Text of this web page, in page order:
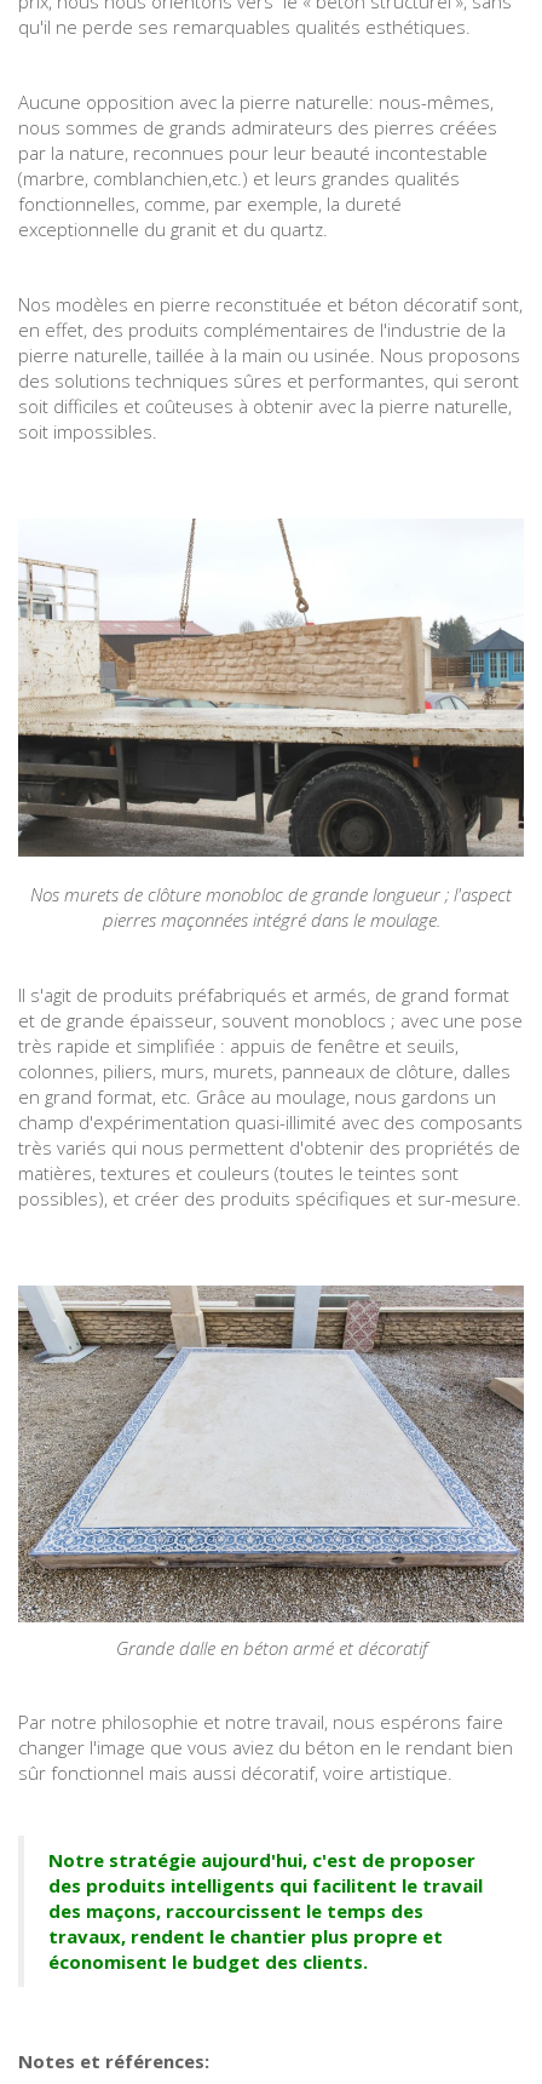
qu'il ne perde ses remarquables qualités esthétiques.
Aucune opposition avec la pierre naturelle: nous-mêmes,
nous sommes de grands admirateurs des pierres créées
par la nature, reconnues pour leur beauté incontestable
(marbre, comblanchien,etc.) et leurs grandes qualités
fonctionnelles, comme, par exemple, la dureté
exceptionnelle du granit et du quartz.
Nos modèles en pierre reconstituée et béton décoratif sont,
en effet, des produits complémentaires de l'industrie de la
pierre naturelle, taillée à la main ou usinée. Nous proposons
des solutions techniques sûres et performantes, qui seront
soit difficiles et coûteuses à obtenir avec la pierre naturelle,
soit impossibles.
Nos murets de clôture monobloc de grande longueur ; l'aspect
pierres maçonnées intégré dans le moulage.
Il s'agit de produits préfabriqués et armés, de grand format
et de grande épaisseur, souvent monoblocs ; avec une pose
très rapide et simplifiée : appuis de fenêtre et seuils,
colonnes, piliers, murs, murets, panneaux de clôture, dalles
en grand format, etc. Grâce au moulage, nous gardons un
champ d'expérimentation quasi-illimité avec des composants
très variés qui nous permettent d'obtenir des propriétés de
matières, textures et couleurs (toutes le teintes sont
possibles), et créer des produits spécifiques et sur-mesure.
Grande dalle en béton armé et décoratif
Par notre philosophie et notre travail, nous espérons faire
changer l'image que vous aviez du béton en le rendant bien
sûr fonctionnel mais aussi décoratif, voire artistique.
Notre stratégie aujourd'hui, c'est de proposer
des produits intelligents qui facilitent le travail
des maçons, raccourcissent le temps des
travaux, rendent le chantier plus propre et
économisent le budget des clients.
Notes et références: